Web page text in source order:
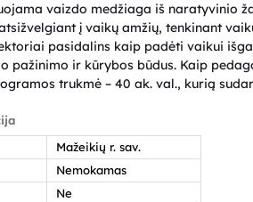
vaizdo medžiaga iš naratyvinio
į vaikų amžių, tenkinant
pasidalins kaip padėti vaikui
pažinimo ir kūrybos būdus. Kaip
trukmė – 40 ak. val., kurią
Mažeikių r. sav.
Nemokamas
Ne